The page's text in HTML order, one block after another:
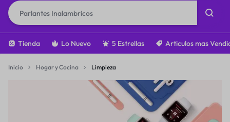
Tienda Lo Nuevo 5 Estrellas Articulos mas
Inicio Hogar y Cocina Limpieza